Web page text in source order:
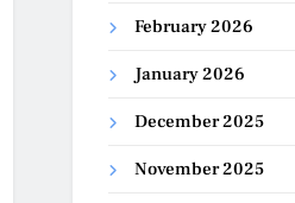
February 2026
January 2026
December 2025
November 2025